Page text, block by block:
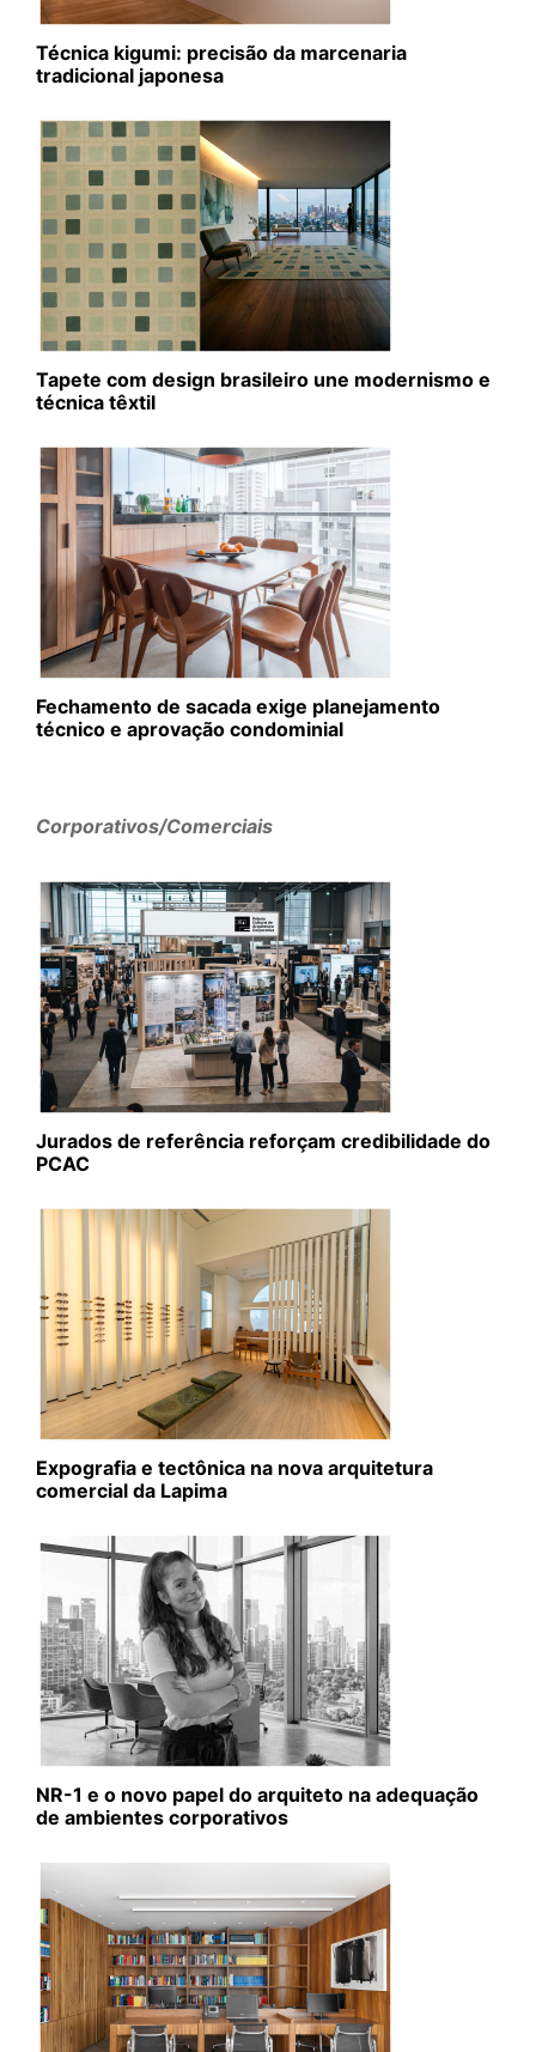
Técnica kigumi: precisão da marcenaria
tradicional japonesa
Tapete com design brasileiro une modernismo e
técnica têxtil
Fechamento de sacada exige planejamento
técnico e aprovação condominial
Corporativos/Comerciais
Jurados de referência reforçam credibilidade do
PCAC
Expografia e tectônica na nova arquitetura
comercial da Lapima
NR-1 e o novo papel do arquiteto na adequação
de ambientes corporativos